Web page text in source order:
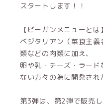
スタートします！！
【ビーガンメニューとは】
ベジタリアン（菜食主
類などの肉類に加え、
卵や乳・チーズ・ラー
ない方々の為に開発され
第3弾は、第2弾で販売